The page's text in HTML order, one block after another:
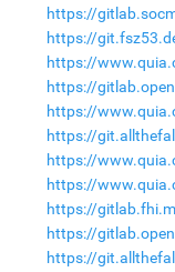
https://
https://
https://
https://
https://
https://
https://
https://
https://
https://
https://